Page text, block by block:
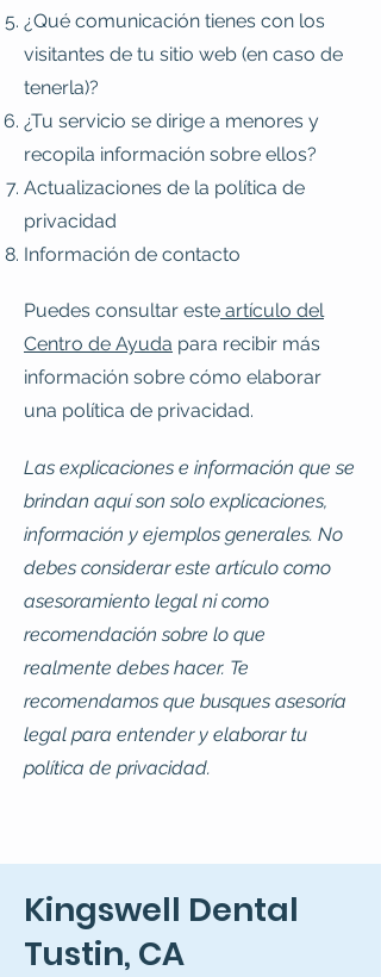
¿Qué comunicación tienes con los
visitantes de tu sitio web (en caso de
tenerla)?
¿Tu servicio se dirige a menores y
recopila información sobre ellos?
Actualizaciones de la política de
privacidad
Información de contacto
Puedes consultar este artículo del
Centro de Ayuda para recibir más
información sobre cómo elaborar
una política de privacidad.
Las explicaciones e información que se
brindan aquí son solo explicaciones,
información y ejemplos generales. No
debes considerar este artículo como
asesoramiento legal ni como
recomendación sobre lo que
realmente debes hacer. Te
recomendamos que busques asesoría
legal para entender y elaborar tu
política de privacidad.
Kingswell Dental
Tustin, CA